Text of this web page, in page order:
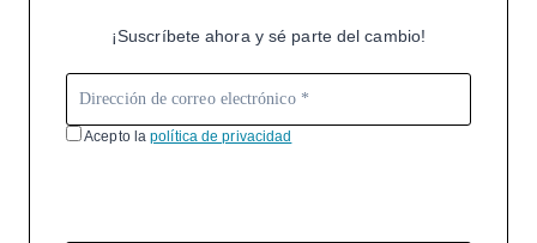
¡Suscríbete ahora y sé parte del cambio!
Acepto lapolítica de privacidad